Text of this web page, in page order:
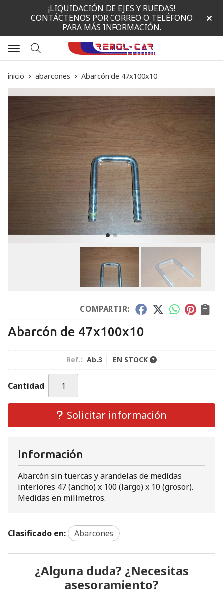
¡LIQUIDACIÓN DE EJES Y RUEDAS!
CONTÁCTENOS POR CORREO O TELÉFONO
PARA MÁS INFORMACIÓN.
Buscar
inicio abarcones Abarcón de 47x100x10
COMPARTIR:
Abarcón de 47x100x10
Ref.: Ab.3 EN STOCK
Cantidad
Solicitar información
Información
Abarcón sin tuercas y arandelas de medidas
interiores 47 (ancho) x 100 (largo) x 10 (grosor).
Medidas en milímetros.
Clasificado en: Abarcones
¿Alguna duda? ¿Necesitas
asesoramiento?